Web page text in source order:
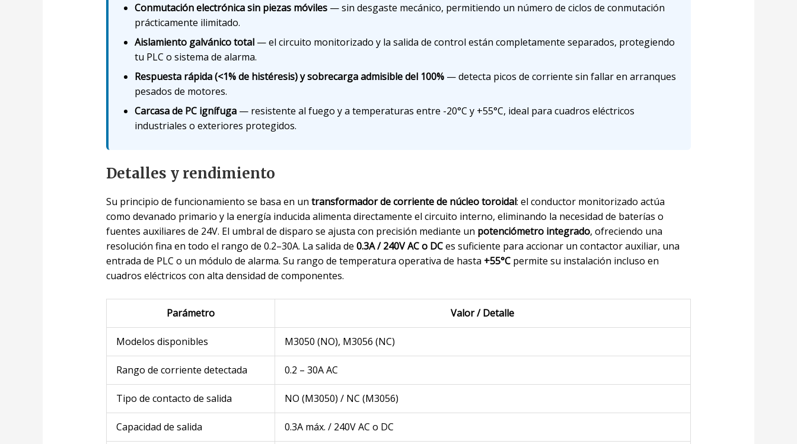
Conmutación electrónica sin piezas móviles— sin desgaste mecánico, permitiendo un número de ciclos de conmutación
prácticamente ilimitado.
Aislamiento galvánico total— el circuito monitorizado y la salida de control están completamente separados, protegiendo
tu PLC o sistema de alarma.
Respuesta rápida (<1% de histéresis) y sobrecarga admisible del 100%— detecta picos de corriente sin fallar en arranques
pesados de motores.
Carcasa de PC ignífuga— resistente al fuego y a temperaturas entre -20°C y +55°C, ideal para cuadros eléctricos
industriales o exteriores protegidos.
Detalles y rendimiento
Su principio de funcionamiento se basa en un transformador de corriente de núcleo toroidal: el conductor monitorizado actúa
como devanado primario y la energía inducida alimenta directamente el circuito interno, eliminando la necesidad de baterías o
fuentes auxiliares de 24V. El umbral de disparo se ajusta con precisión mediante un potenciómetro integrado, ofreciendo una
resolución fina en todo el rango de 0.2–30A. La salida de 0.3A / 240V AC o DCes suficiente para accionar un contactor auxiliar, una
entrada de PLC o un módulo de alarma. Su rango de temperatura operativa de hasta +55°Cpermite su instalación incluso en
cuadros eléctricos con alta densidad de componentes.
Parámetro Valor / Detalle
Modelos disponibles M3050 (NO), M3056 (NC)
Rango de corriente detectada 0.2 – 30A AC
Tipo de contacto de salida NO (M3050) / NC (M3056)
Capacidad de salida 0.3A máx. / 240V AC o DC